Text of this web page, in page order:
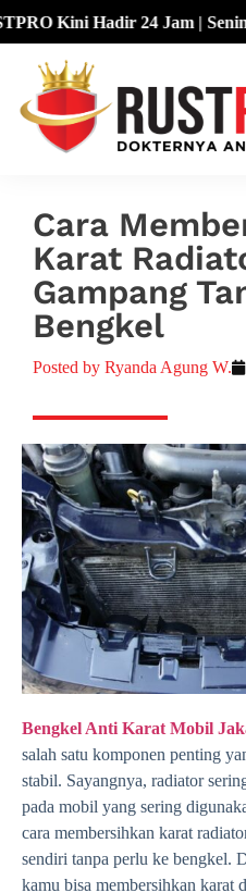
Kini Hadir 24 Jam | Senin -
Cara
Karat
Gampang
Bengkel
Posted by Ryanda Agung W.
Bengkel Anti Karat Mobil
salah satu komponen penting
stabil. Sayangnya, radiator
pada mobil yang sering
cara membersihkan karat
sendiri tanpa perlu ke bengkel.
kamu bisa membersihkan karat